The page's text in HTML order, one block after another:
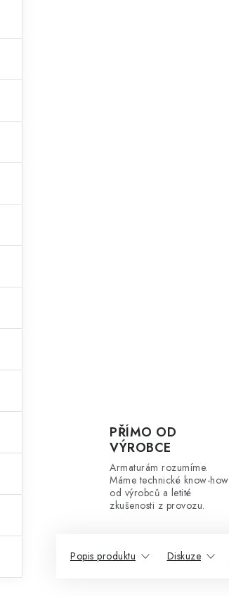
PŘÍMO OD
VÝROBCE
Armaturám rozumíme.
Máme technické know-how
od výrobců a letité
zkušenosti z provozu.
Popis produktu Diskuze